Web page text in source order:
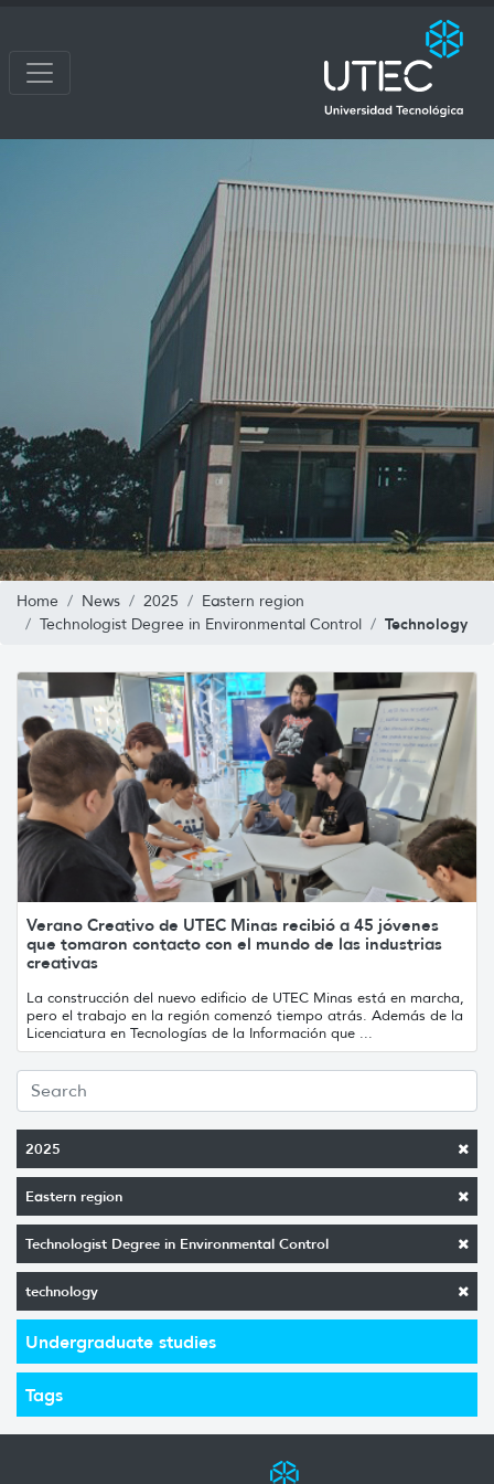
Home News 2025
Eastern region
Technologist Degree in Environmental Control
Technology
2025
Eastern region
Technologist Degree in Environmental Control
technology
Undergraduate studies
Tags
Verano Creativo de UTEC Minas recibió a 45 jóvenes
que tomaron contacto con el mundo de las industrias
creativas
La construcción del nuevo edificio de UTEC Minas está en marcha,
pero el trabajo en la región comenzó tiempo atrás. Además de la
Licenciatura en Tecnologías de la Información que ...